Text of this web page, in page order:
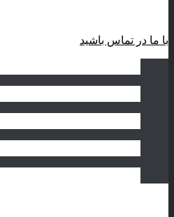
با ما در تماس باشید